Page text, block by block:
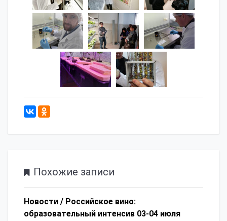
Похожие записи
Новости / Российское вино:
образовательный интенсив 03-04 июля